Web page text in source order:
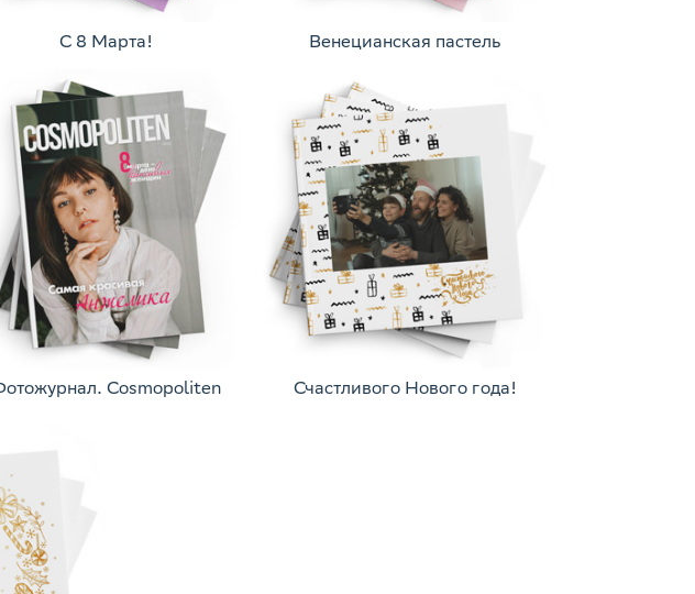
С 8 Марта! Венецианская пастель
Cosmopoliten Счастливого Нового года!